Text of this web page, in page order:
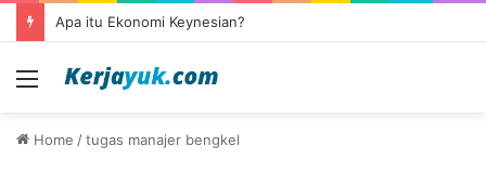
Apa itu Ekonomi Keynesian?
Menu
Home /tugas manajer bengkel